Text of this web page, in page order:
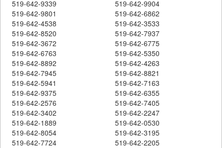
519-642-9339
519-642-9904
519-642-9801
519-642-6862
519-642-4538
519-642-3533
519-642-8520
519-642-7937
519-642-3672
519-642-6775
519-642-6763
519-642-5350
519-642-8892
519-642-4263
519-642-7945
519-642-8821
519-642-5941
519-642-7163
519-642-9375
519-642-6355
519-642-2576
519-642-7405
519-642-3402
519-642-2247
519-642-1889
519-642-0530
519-642-8054
519-642-3195
519-642-7724
519-642-2205